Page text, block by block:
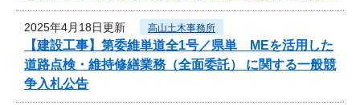
2025年4月18日更新 高山土木事務所
【建設工事】第委維単道全1号／県単 MEを活用した
道路点検・維持修繕業務（全面委託） に関する一般競
争入札公告